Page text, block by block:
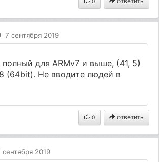
7 сентября 2019
для ARMv7 и выше, (41, 5)
(64bit). Не вводите людей в
0 ответить
сентября 2019